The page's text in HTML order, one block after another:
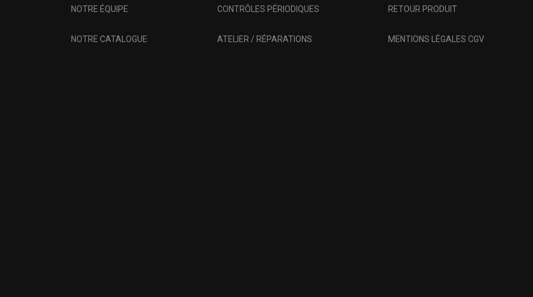
NOTRE ÉQUIPE
NOTRE CATALOGUE
CONTRÔLES PÉRIODIQUES
ATELIER / RÉPARATIONS
RETOUR PRODUIT
MENTIONS LÉGALES CGV